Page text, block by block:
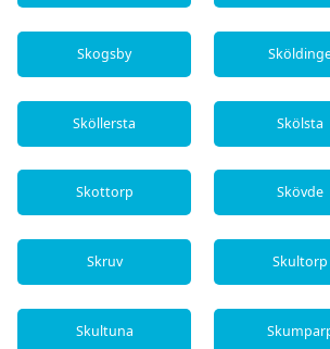
Skogsby
Sköllersta Skölsta
Skottorp Skövde
Skruv Skultorp
Skultuna